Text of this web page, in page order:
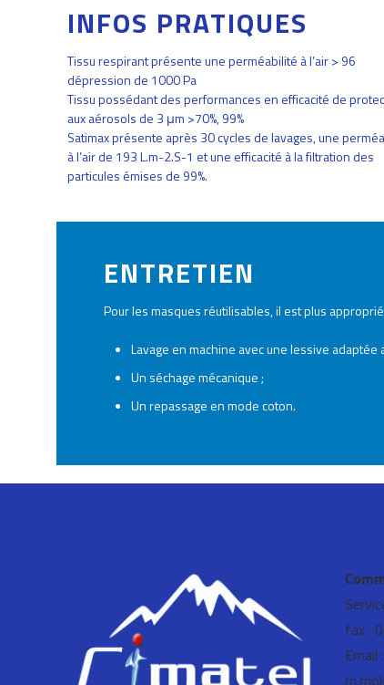
INFOS PRATIQUES
Tissu respirant présente une perméabilité à l’air > 96
dépression de 1000 Pa
Tissu possédant des performances en efficacité de
aux aérosols de 3 μm >70%, 99%
Satimax présente après 30 cycles de lavages, une
à l’air de 193 L.m-2.S-1 et une efficacité à la filtration des
particules émises de 99%.
ENTRETIEN
Pour les masques réutilisables, il est plus
Lavage en machine avec une lessive
Un séchage mécanique ;
Un repassage en mode coton.
fax :